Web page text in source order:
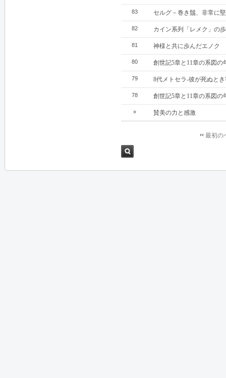
83 セルグ－巻き鬚、非常に
82 カイン系列「レメク」の
81 神様と共に歩んだエノク
80 創世記5章と11章の系図の
79 8代メトセラ‐彼が死ぬと
78 創世記5章と11章の系図の
» 賛美の力と感激
最初の